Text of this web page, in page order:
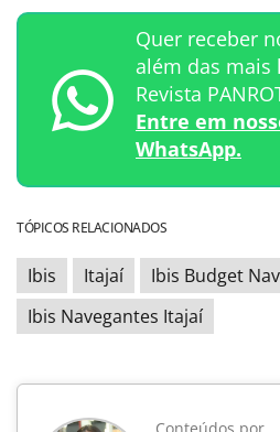
Quer receber
além das mais
Revista
Entre em
WhatsApp.
TÓPICOS RELACIONADOS
Ibis Itajaí Ibis Budget
Ibis Navegantes Itajaí